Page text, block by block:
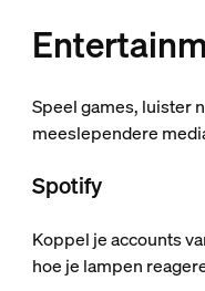
Speel games, luister
meeslependere
Spotify
Koppel je accounts
hoe je lampen